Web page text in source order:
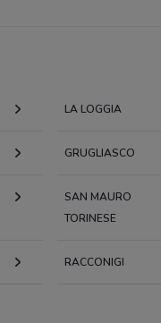
LA LOGGIA
GRUGLIASCO
SAN MAURO
TORINESE
RACCONIGI